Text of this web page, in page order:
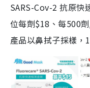
SARS-Cov-2 抗原快
位每劑$18、每500
產品以鼻拭子採樣，